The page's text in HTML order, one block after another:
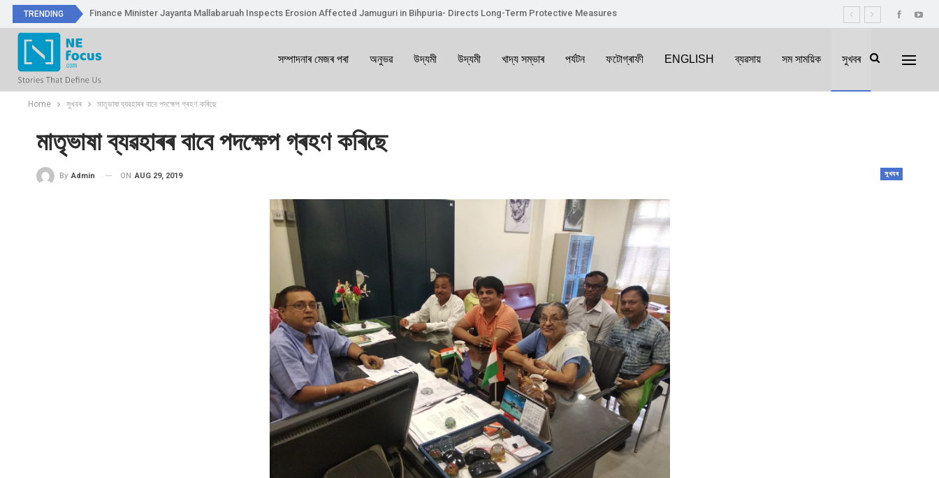
TRENDING Finance Minister Jayanta Mallabaruah Inspects Erosion Affected Jamuguri in Bihpuria- Directs Long-Term Protective Measures
সম্পাদনাৰ মেজৰ পৰা অনুভৱ উদ্যমী উদ্যমী খাদ্য সম্ভাৰ পৰ্যটন ফটোগ্ৰাফী ENGLISH ব্যৱসায় সম সাময়িক সুখবৰ
Home সুখবৰ মাতৃভাষা ব্যৱহাৰৰ বাবে পদক্ষেপ গ্ৰহণ কৰিছে
মাতৃভাষা ব্যৱহাৰৰ বাবে পদক্ষেপ গ্ৰহণ কৰিছে
সুখবৰ
By Admin ON AUG 29, 2019